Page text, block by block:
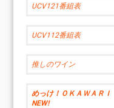
UCV121番組表
UCV112番組表
推しのワイン
めっけ！ＯＫＡＷＡＲＩ
NEW!